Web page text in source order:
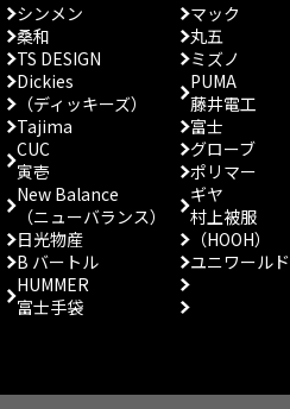
シンメン
桑和
TS DESIGN
Dickies
（ディッキーズ）
Tajima
CUC
寅壱
New Balance
（ニューバランス）
日光物産
B バートル
HUMMER
富士手袋
マック
丸五
ミズノ
PUMA
藤井電工
富士
グローブ
ポリマー
ギヤ
村上被服
（HOOH）
ユニワールド